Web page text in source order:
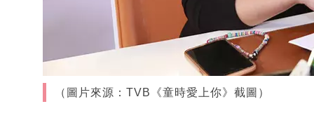
（圖片來源：TVB《童時愛上你》截圖）